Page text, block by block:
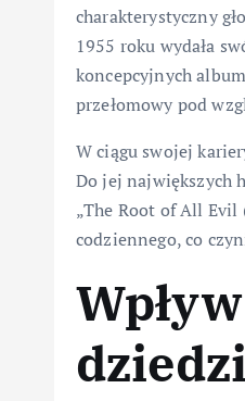
charakterystyczny
1955 roku wydała
koncepcyjnych
przełomowy pod
W ciągu swojej
Do jej największych
„The Root of All Evil
codziennego, co